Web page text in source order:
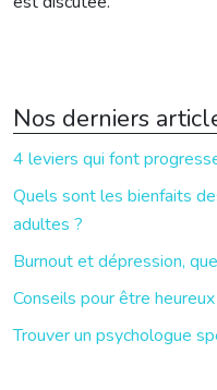
Nos derniers
4 leviers qui font
Quels sont les bienfaits
adultes ?
Burnout et dépression,
Conseils pour être
Trouver un psychologue